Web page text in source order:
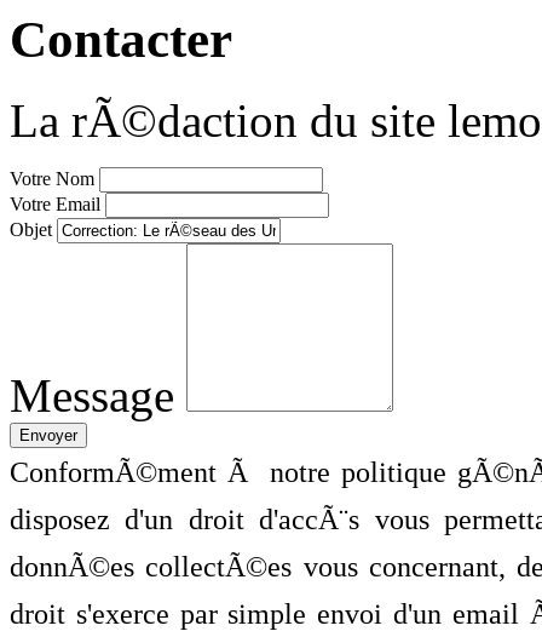
Contacter
La rÃ©daction du site
Votre Nom
Votre Email
Objet
Message
ConformÃ©ment Ã notre politique
disposez d'un droit d'accÃ¨s vous
donnÃ©es collectÃ©es vous concernant,
droit s'exerce par simple envoi d'un